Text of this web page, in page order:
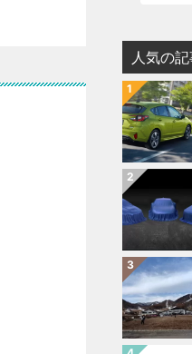
人気の